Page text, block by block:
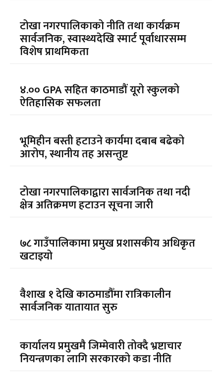
टोखा नगरपालिकाको नीति तथा कार्यक्रम
सार्वजनिक, स्वास्थ्यदेखि स्मार्ट पूर्वाधारसम्म
विशेष प्राथमिकता
४.०० GPA सहित काठमाडौं यूरो स्कुलको
ऐतिहासिक सफलता
भूमिहीन बस्ती हटाउने कार्यमा दबाब बढेको
आरोप, स्थानीय तह असन्तुष्ट
टोखा नगरपालिकाद्वारा सार्वजनिक तथा नदी
क्षेत्र अतिक्रमण हटाउन सूचना जारी
७८ गाउँपालिकामा प्रमुख प्रशासकीय अधिकृत
खटाइयो
वैशाख १ देखि काठमाडौँमा रात्रिकालीन
सार्वजनिक यातायात सुरु
कार्यालय प्रमुखमै जिम्मेवारी तोक्दै भ्रष्टाचार
नियन्त्रणका लागि सरकारको कडा नीति